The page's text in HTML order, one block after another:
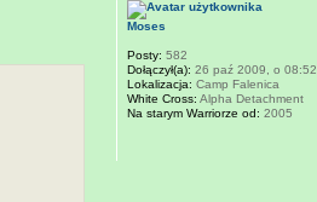
Moses
Posty: 582
Dołączył(a): 26 paź 2009, o 08:52
Lokalizacja: Camp Falenica
White Cross: Alpha Detachment
Na starym Warriorze od: 2005